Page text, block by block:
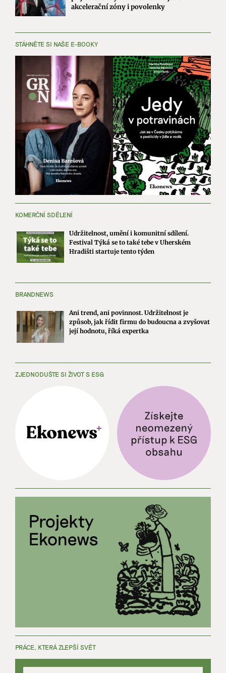
akcelerační zóny i povolenky
STÁHNĚTE SI NAŠE E-BOOKY
KOMERČNÍ SDĚLENÍ
Udržitelnost, umění i komunitní sdílení.
Festival Týká se to také tebe v Uherském
Hradišti startuje tento týden
BRANDNEWS
Ani trend, ani povinnost. Udržitelnost je
způsob, jak řídit firmu do budoucna a zvyšovat
její hodnotu, říká expertka
ZJEDNODUŠTE SI ŽIVOT S ESG
PRÁCE, KTERÁ ZLEPŠÍ SVĚT